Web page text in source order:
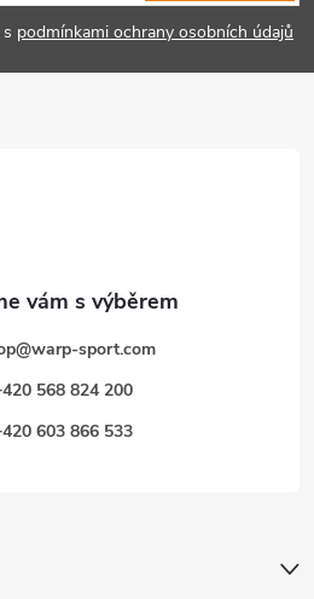
podmínkami ochrany osobních údajů
@warp-sport.com
568 824 200
603 866 533